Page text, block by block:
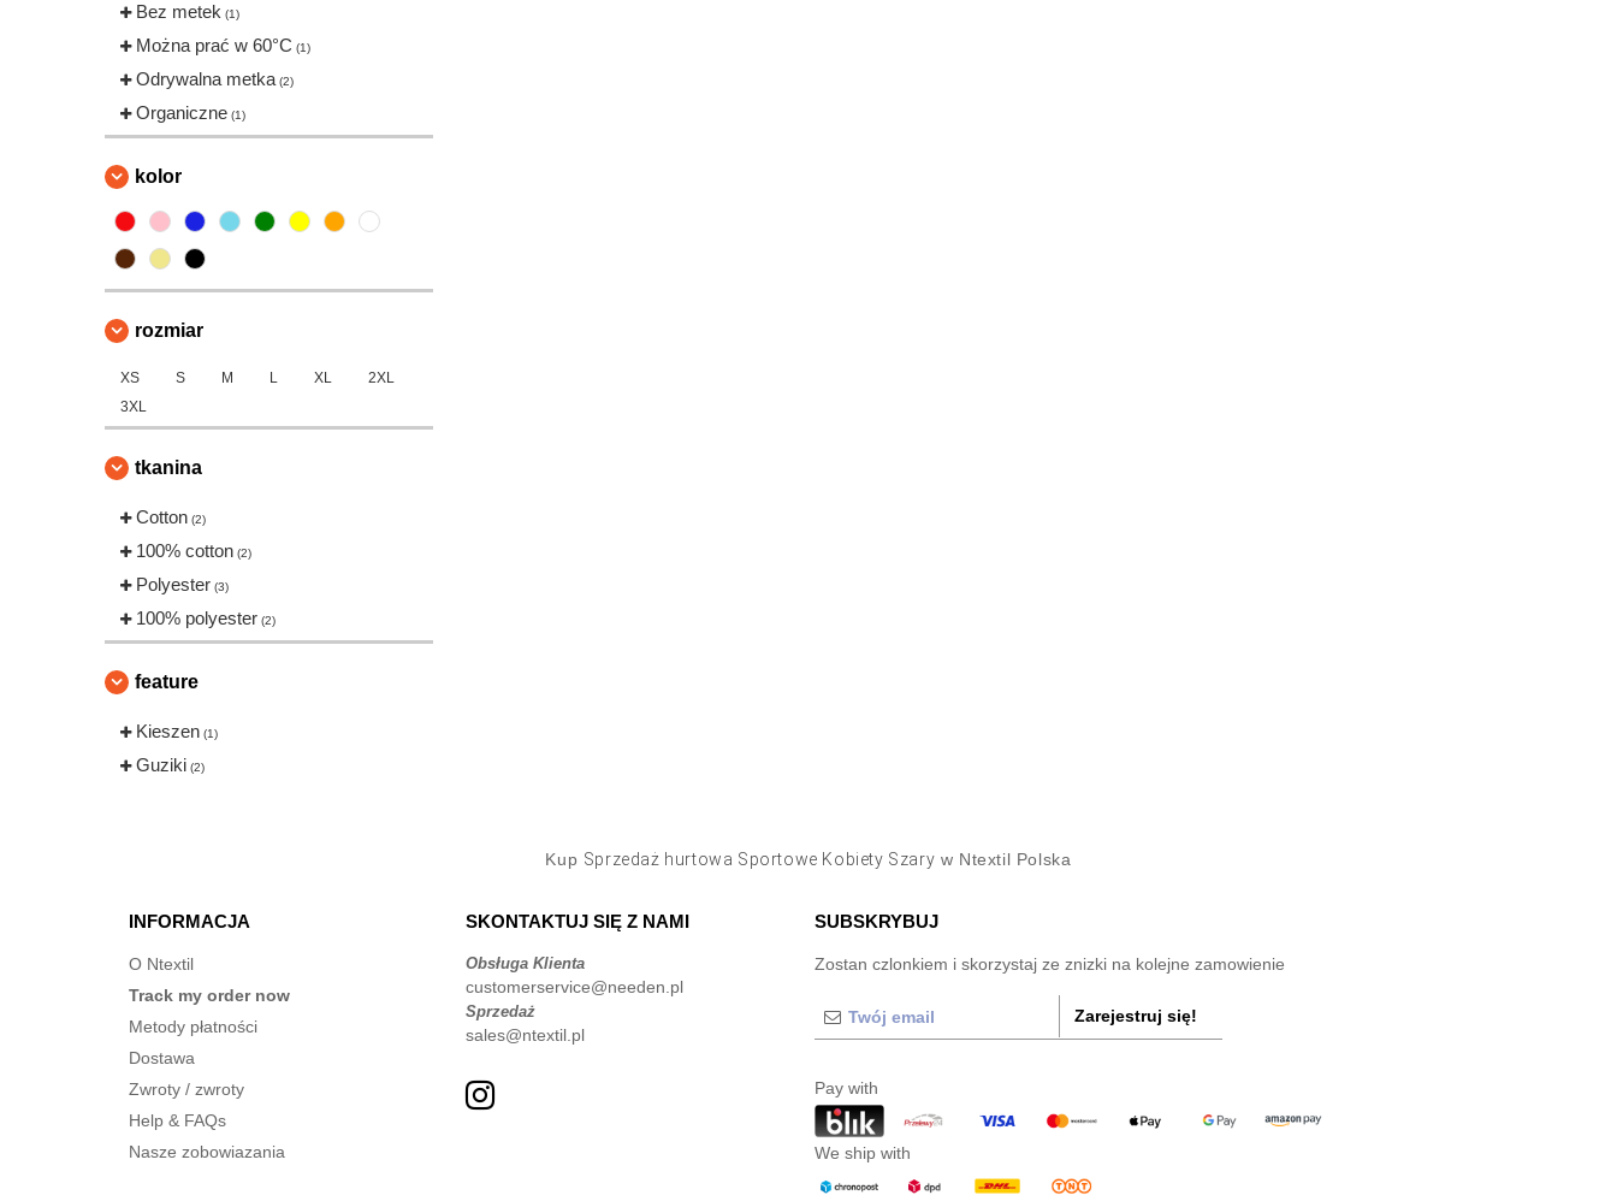
Bez metek (1)
Można prać w 60°C (1)
Odrywalna metka (2)
Organiczne (1)
kolor
rozmiar
XS S M L XL
2XL
3XL
tkanina
Cotton (2)
100% cotton (2)
Polyester (3)
100% polyester (2)
feature
Kieszen (1)
Guziki (2)
Kup Sprzedaż hurtowa Sportowe Kobiety Szary w Ntextil Polska
INFORMACJA
O Ntextil
Track my order now
Metody płatności
Dostawa
Zwroty / zwroty
Help & FAQs
Nasze zobowiazania
SKONTAKTUJ SIĘ Z NAMI
Obsługa Klienta
customerservice@needen.pl
Sprzedaż
sales@ntextil.pl
SUBSKRYBUJ
Zostan czlonkiem i skorzystaj ze znizki na kolejne zamowienie
Zarejestruj się!
Pay with
We ship with